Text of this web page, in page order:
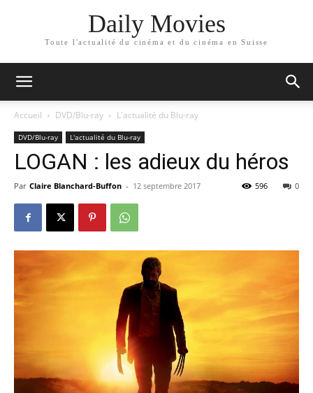
Daily Movies
Toute l'actualité du cinéma et du cinéma en Suisse
Accueil DVD/Blu-ray L'actualité du Blu-ray
DVD/Blu-ray L'actualité du Blu-ray
LOGAN : les adieux du héros
Par Claire Blanchard-Buffon - 12 septembre 2017 0
596